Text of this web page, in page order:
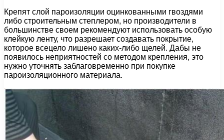
Крепят слой пароизоляции оцинкованными гвоздями
либо строительным степлером, но производители в
большинстве своем рекомендуют использовать особую
клейкую ленту, что разрешает создавать покрытие,
которое всецело лишено каких-либо щелей. Дабы не
появилось неприятностей со методом крепления, это
нужно уточнять заблаговременно при покупке
пароизоляционного материала.